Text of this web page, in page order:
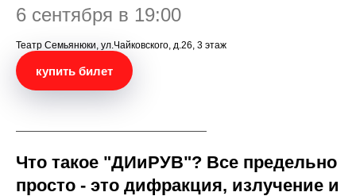
6 сентября в 19:00
Театр Семьянюки, ул.Чайковского, д.26, 3 этаж
купить билет
Что такое "ДИиРУВ"? Все предельно
просто - это дифракция, излучение и